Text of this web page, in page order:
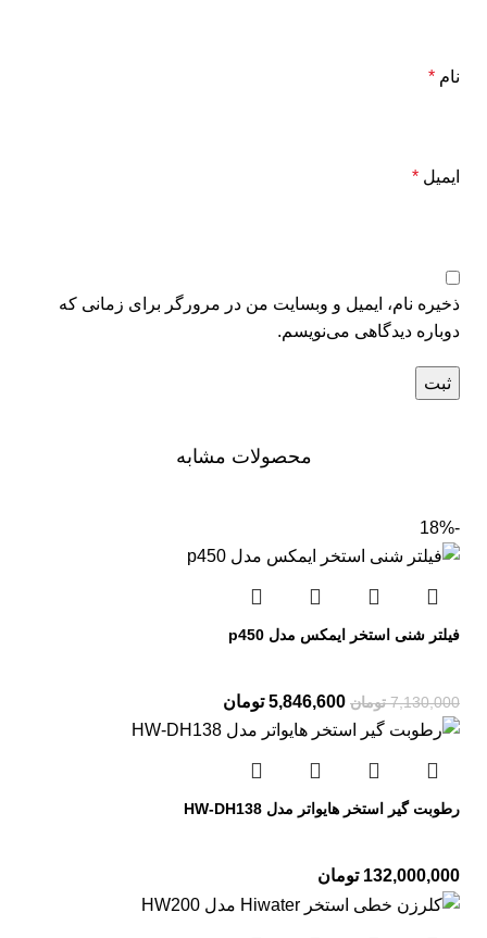
نام *
ایمیل *
ذخیره نام، ایمیل و وبسایت من در مرورگر برای زمانی که
دوباره دیدگاهی می‌نویسم.
محصولات مشابه
-18%
فیلتر شنی استخر ایمکس مدل p450
7,130,000 تومان 5,846,600 تومان
رطوبت گیر استخر هایواتر مدل HW-DH138
132,000,000 تومان